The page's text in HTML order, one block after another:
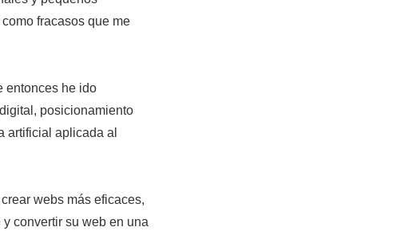
fracasos que me
entonces he ido
posicionamiento
artificial aplicada al
webs más eficaces,
convertir su web en una